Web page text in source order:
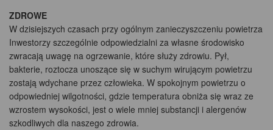
ZDROWE
W dzisiejszych czasach przy ogólnym zanieczyszczeniu powietrza
Inwestorzy szczególnie odpowiedzialni za własne środowisko
zwracają uwagę na ogrzewanie, które służy zdrowiu. Pył,
bakterie, roztocza unoszące się w suchym wirującym powietrzu
zostają wdychane przez człowieka. W spokojnym powietrzu o
odpowiedniej wilgotności, gdzie temperatura obniża się wraz ze
wzrostem wysokości, jest o wiele mniej substancji i alergenów
szkodliwych dla naszego zdrowia.